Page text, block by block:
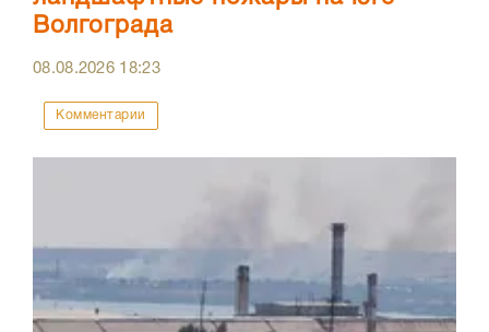
Волгограда
08.08.2026 18:23
Комментарии